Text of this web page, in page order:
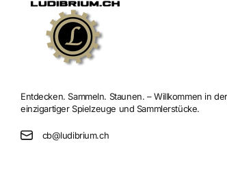
Entdecken. Sammeln. Staunen. – Willkommen in
einzigartiger Spielzeuge und Sammlerstücke.
cb@ludibrium.ch